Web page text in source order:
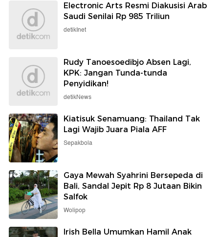
Electronic Arts Resmi Diakusisi Arab
Saudi Senilai Rp 985 Triliun
detikInet
Rudy Tanoesoedibjo Absen Lagi,
KPK: Jangan Tunda-tunda
Penyidikan!
detikNews
Kiatisuk Senamuang: Thailand Tak
Lagi Wajib Juara Piala AFF
Sepakbola
Gaya Mewah Syahrini Bersepeda di
Bali, Sandal Jepit Rp 8 Jutaan Bikin
Salfok
Wolipop
Irish Bella Umumkan Hamil Anak